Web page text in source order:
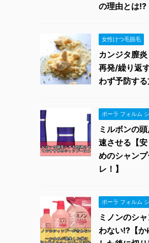
の理由とは!?
女性けつ毛脱毛
カンジタ膣
再発/繰り返
わず予防す
ポーラ フォルム
ミルボンの
速させる【
めのシャンプ
レ！】
ポーラ フォルム
ミノンのシ
わない!?【か